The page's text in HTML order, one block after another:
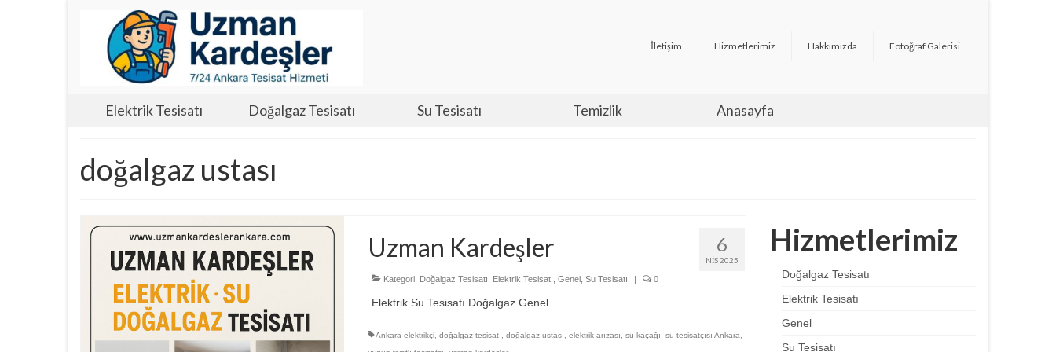
İletişim Hizmetlerimiz Hakkımızda Fotoğraf Galerisi
Elektrik Tesisatı Doğalgaz Tesisatı Su Tesisatı Temizlik Anasayfa
doğalgaz ustası
6
NIS 2025
Uzman Kardeşler
Kategori: Doğalgaz Tesisatı Elektrik Tesisatı Genel, Su Tesisatı | 0
Elektrik Su Tesisatı Doğalgaz Genel
Ankara elektrikçi, doğalgaz tesisatı doğalgaz ustası elektrik arızası su kaçağı su tesisatçısı Ankara
Hizmetlerimiz
Doğalgaz Tesisatı
Elektrik Tesisatı
Genel
Su Tesisatı